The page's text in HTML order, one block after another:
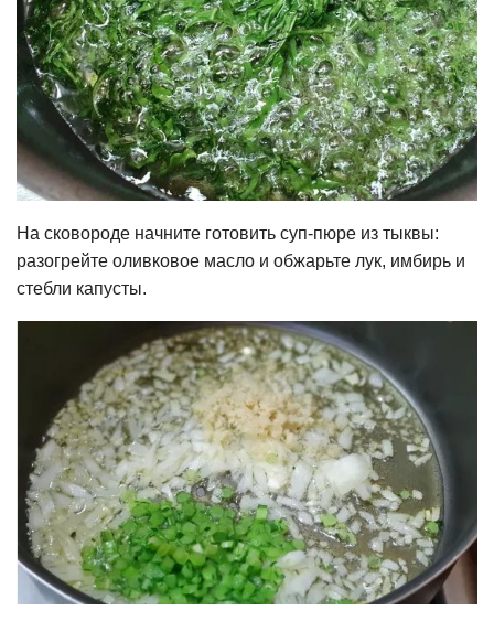
На сковороде начните готовить суп-пюре из тыквы:
разогрейте оливковое масло и обжарьте лук, имбирь и
стебли капусты.